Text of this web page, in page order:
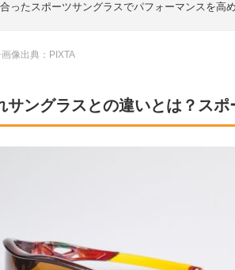
ったスポーツサングラスでパフォーマンスを高
像出典：PIXTA
サングラスとの違いとは？ス